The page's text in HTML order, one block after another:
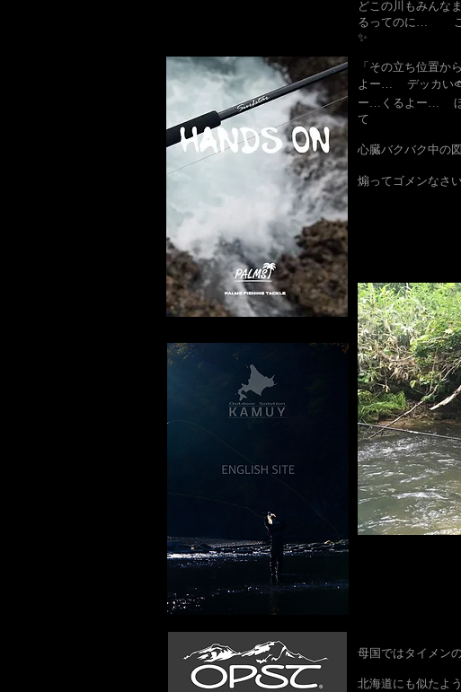
どこの川もみんな
るってのに… こ
✨
「その立ち位置か
よー… デッカい
ー…くるよー…
て
心臓バクバク中
煽ってゴメンなさい
母国ではタイメン
北海道にも似たよ